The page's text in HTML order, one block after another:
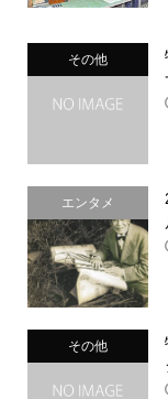
その他
エンタメ
その他